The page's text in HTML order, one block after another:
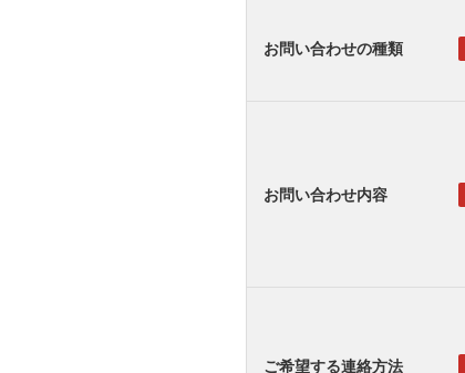
お問い合わせの種類
お問い合わせ内容
ご希望する連絡方法